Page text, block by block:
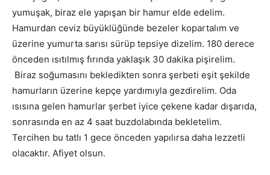
yumuşak, biraz ele yapışan bir hamur elde edelim.
Hamurdan ceviz büyüklüğünde bezeler kopartalım ve
üzerine yumurta sarısı sürüp tepsiye dizelim. 180 derece
önceden ısıtılmış fırında yaklaşık 30 dakika pişirelim.
Biraz soğumasını bekledikten sonra şerbeti eşit şekilde
hamurların üzerine kepçe yardımıyla gezdirelim. Oda
ısısına gelen hamurlar şerbet iyice çekene kadar dışarıda,
sonrasında en az 4 saat buzdolabında bekletelim.
Tercihen bu tatlı 1 gece önceden yapılırsa daha lezzetli
olacaktır. Afiyet olsun.